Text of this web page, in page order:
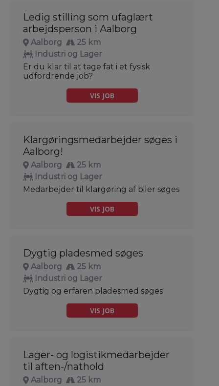
Ledig stilling som ufaglært
arbejdsperson i Aalborg
Aalborg
25 km
Industri og Lager
Er du klar til at tage fat i et fysisk
udfordrende job?
VIS JOB
Klargøringsmedarbejder søges i
Aalborg!
Aalborg
25 km
Industri og Lager
Medarbejder til klargøring af biler søges
VIS JOB
Dygtig pladesmed søges
Aalborg
25 km
Industri og Lager
Dygtig og erfaren pladesmed søges
VIS JOB
Lager- og logistikmedarbejder
til aften-/nathold
Aalborg
25 km